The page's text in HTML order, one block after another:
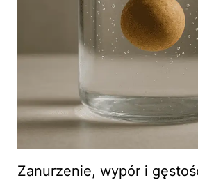
Zanurzenie, wypór i